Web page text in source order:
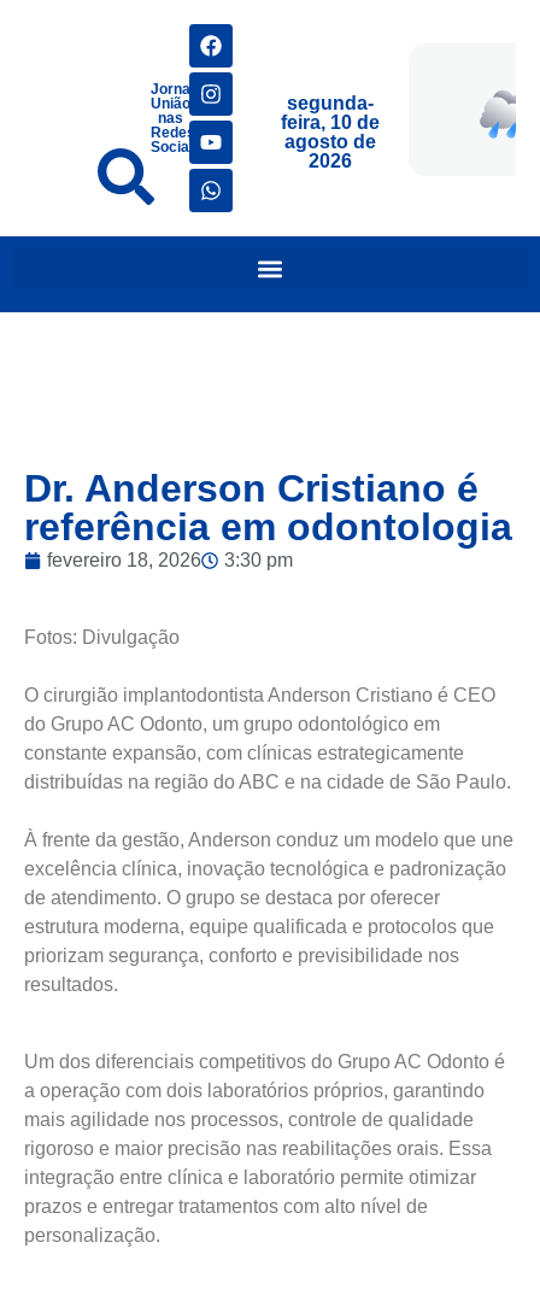
Jornais
União
nas
Redes
Sociais
segunda-
feira, 10 de
agosto de
2026
Dr. Anderson Cristiano é
referência em odontologia
fevereiro 18, 2026 3:30 pm
Fotos: Divulgação
O cirurgião implantodontista Anderson Cristiano é CEO
do Grupo AC Odonto, um grupo odontológico em
constante expansão, com clínicas estrategicamente
distribuídas na região do ABC e na cidade de São Paulo.
À frente da gestão, Anderson conduz um modelo que une
excelência clínica, inovação tecnológica e padronização
de atendimento. O grupo se destaca por oferecer
estrutura moderna, equipe qualificada e protocolos que
priorizam segurança, conforto e previsibilidade nos
resultados.
Um dos diferenciais competitivos do Grupo AC Odonto é
a operação com dois laboratórios próprios, garantindo
mais agilidade nos processos, controle de qualidade
rigoroso e maior precisão nas reabilitações orais. Essa
integração entre clínica e laboratório permite otimizar
prazos e entregar tratamentos com alto nível de
personalização.